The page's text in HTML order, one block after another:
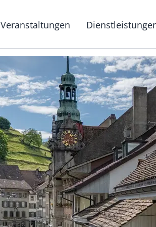
Veranstaltungen